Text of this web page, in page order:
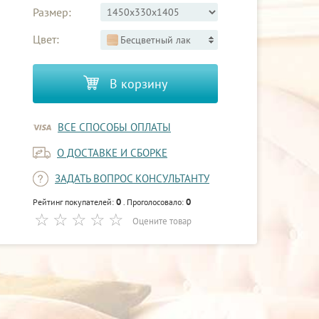
Размер:
Цвет:
Бесцветный лак
В корзину
ВСЕ СПОСОБЫ ОПЛАТЫ
О ДОСТАВКЕ И СБОРКЕ
ЗАДАТЬ ВОПРОС КОНСУЛЬТАНТУ
Рейтинг покупателей: 0 . Проголосовало: 0
Оцените товар